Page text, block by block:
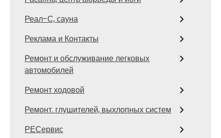
Реал-С, сауна
Реклама и Контакты
Ремонт и обслуживание легковых
автомобилей
Ремонт ходовой
Ремонт. глушителей, выхлопных систем
РЕСервис